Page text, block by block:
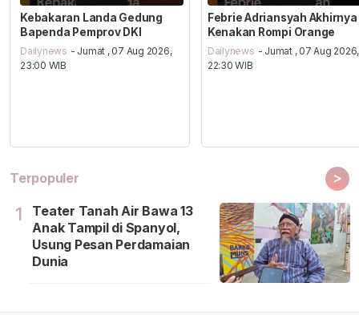
Kebakaran Landa Gedung
Bapenda Pemprov DKI
Dailynews - Jumat , 07 Aug 2026,
23:00 WIB
Febrie Adriansyah Akhirnya
Kenakan Rompi Orange
Dailynews - Jumat , 07 Aug 2026,
22:30 WIB
Terpopuler >
1
Teater Tanah Air Bawa 13
Anak Tampil di Spanyol,
Usung Pesan Perdamaian
Dunia